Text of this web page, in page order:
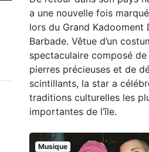
a une nouvelle fois
lors du Grand Kadooment
Barbade. Vêtue d’un
spectaculaire composé
pierres précieuses et de
scintillants, la star a
traditions culturelles les
importantes de l’île.
Musique